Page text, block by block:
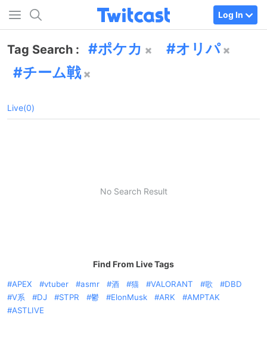
Log In
Tag Search : ポケカ
オリパ
チーム戦
Live(0)
No Search Result
Find From Live Tags
APEX vtuber asmr 酒 猫 VALORANT 歌
DBD
V系
DJ STPR 鬱 ElonMusk ARK
AMPTAK
ASTLIVE